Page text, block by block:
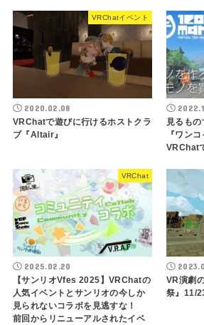
VRChatイベント
2020.02.08
VRChatで遊びに行けるホストクラ
ブ『Altair』
見るもの
『ワン
VRChat
VRChat
2025.02.20
【サンリオVfes 2025】VRChatの
人気イベントとサンリオの今しか
見られないコラボを見逃すな！
前回からリニューアルされたイベ
VR演劇
祭』11/